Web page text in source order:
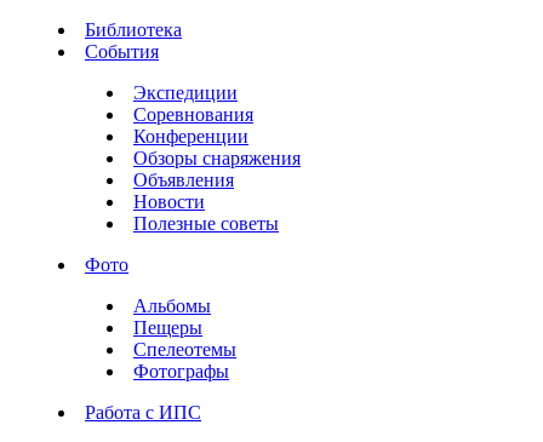
Библиотека
События
Экспедиции
Соревнования
Конференции
Обзоры снаряжения
Объявления
Новости
Полезные советы
Фото
Альбомы
Пещеры
Спелеотемы
Фотографы
Работа с ИПС